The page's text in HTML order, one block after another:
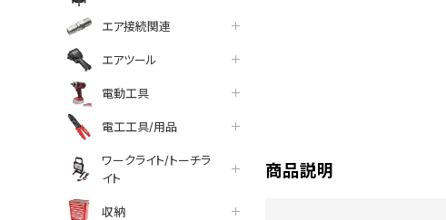
エア接続関連
エアツール
電動工具
電工工具/用品
ワークライト/トーチラ
イト
収納
facebook
line
商品説明